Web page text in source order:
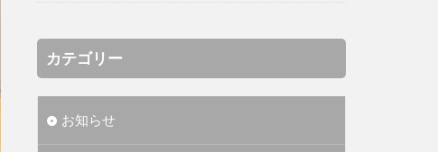
カテゴリー
お知らせ